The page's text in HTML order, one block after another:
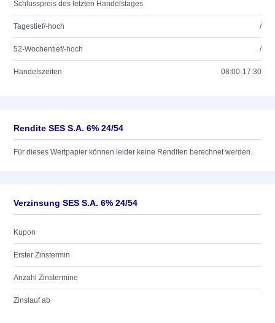
Schlusspreis des letzten Handelstages
Tagestief/-hoch /
52-Wochentief/-hoch /
Handelszeiten 08:00-17:30
Rendite SES S.A. 6% 24/54
Für dieses Wertpapier können leider keine Renditen berechnet werden.
Verzinsung SES S.A. 6% 24/54
Kupon
Erster Zinstermin
Anzahl Zinstermine
Zinslauf ab